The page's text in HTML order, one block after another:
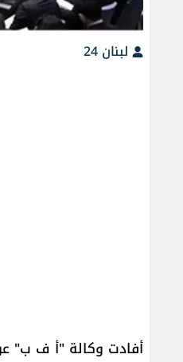
لبنان 24
أفادت وكالة "أ ف ب"